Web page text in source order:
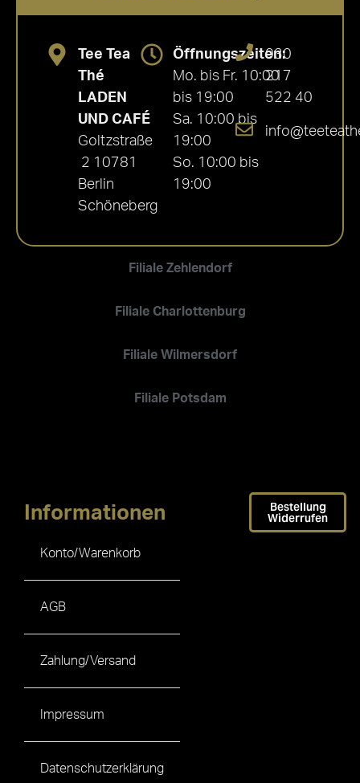
Filiale Zehlendorf
Filiale Charlottenburg
Filiale Wilmersdorf
Filiale Potsdam
Tee Tea
Thé
LADEN
UND CAFÉ
Goltzstraße
2 10781
Berlin
Schöneberg
Öffnungszeiten:
Mo. bis Fr. 10:00
bis 19:00
Sa. 10:00 bis
19:00
So. 10:00 bis
19:00
030
217
522 40
Informationen
Konto/Warenkorb
AGB
Zahlung/Versand
Impressum
Datenschutzerklärung
Bestellung
Widerrufen